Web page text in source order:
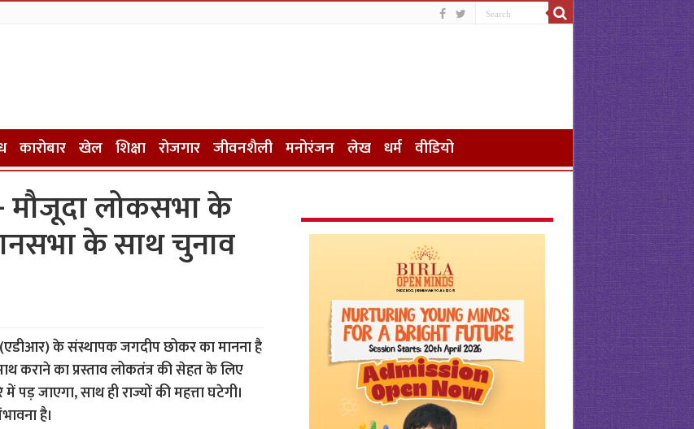
कारोबार खेल शिक्षा रोजगार जीवनशैली मनोरंजन लेख धर्म वीडियो
मौजूदा लोकसभा के
के साथ चुनाव
के संस्थापक जगदीप छोकर का मानना है
कराने का प्रस्ताव लोकतंत्र की सेहत के लिए
पड़ जाएगा, साथ ही राज्यों की महत्ता घटेगी।
है।